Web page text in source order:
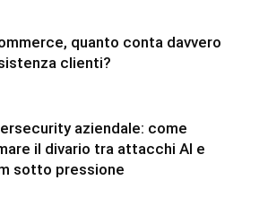
quanto conta davvero
clienti?
aziendale: come
il divario tra attacchi AI e
sotto pressione